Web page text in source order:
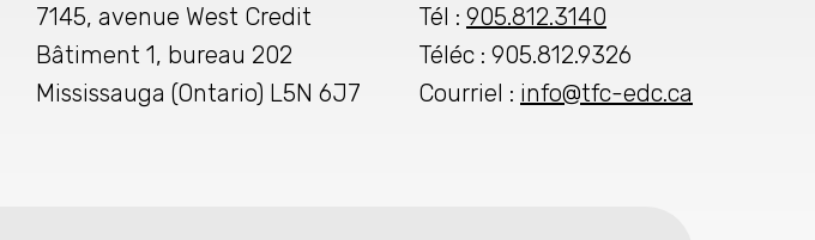
7145, avenue West Credit
Bâtiment 1, bureau 202
Mississauga (Ontario) L5N 6J7
Tél : 905.812.3140
Téléc : 905.812.9326
Courriel : info@tfc-edc.ca